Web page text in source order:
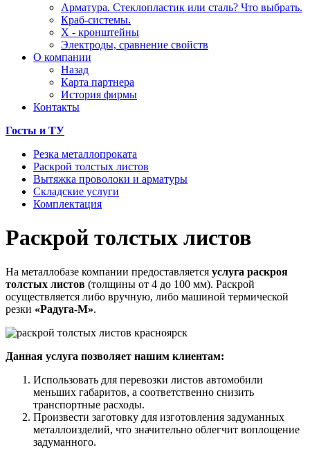
Арматура. Стеклопластик или сталь? Что выбрать.
Краб-системы.
Х - кронштейны
Электроды, сравнение свойств
О компании
Назад
Карта партнера
История фирмы
Контакты
Госты и ТУ
Резка металлопроката
Раскрой толстых листов
Вытяжка проволоки и арматуры
Складские услуги
Комплектация
Раскрой толстых листов
На металлобазе компании предоставляется услуга раскроя
толстых листов (толщины от 4 до 100 мм). Раскрой
осуществляется либо вручную, либо машиной термической
резки «Радуга-М».
Данная услуга позволяет нашим клиентам:
Использовать для перевозки листов автомобили
меньших габаритов, а соответственно снизить
транспортные расходы.
Произвести заготовку для изготовления задуманных
металлоизделий, что значительно облегчит воплощение
задуманного.